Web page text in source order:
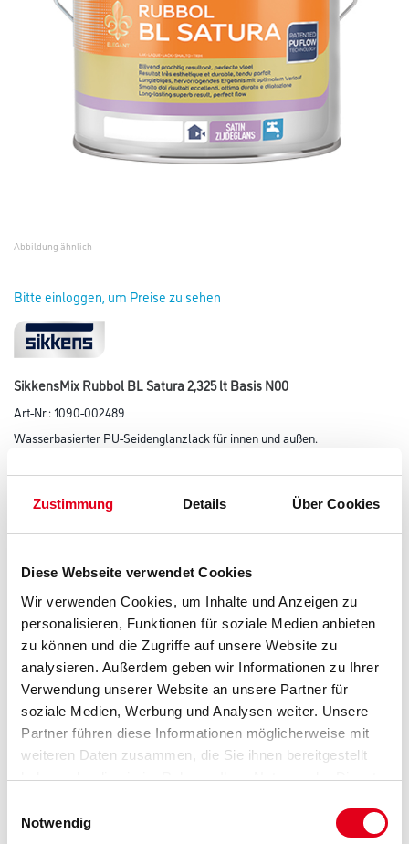
Zustimmung Details Über Cookies
Diese Webseite verwendet Cookies
Wir verwenden Cookies, um Inhalte und Anzeigen zu
personalisieren, Funktionen für soziale Medien anbieten
zu können und die Zugriffe auf unsere Website zu
analysieren. Außerdem geben wir Informationen zu Ihrer
Verwendung unserer Website an unsere Partner für
soziale Medien, Werbung und Analysen weiter. Unsere
Partner führen diese Informationen möglicherweise mit
weiteren Daten zusammen, die Sie ihnen bereitgestellt
haben oder die sie im Rahmen Ihrer Nutzung der Dienste
Notwendig
Abbildung ähnlich
Bitte einloggen, um Preise zu sehen
SikkensMix Rubbol BL Satura 2,325 lt Basis N00
Art-Nr.:1090-002489
Wasserbasierter PU-Seidenglanzlack für innen und außen.
Farbtonbezeichnung
Gebinde
Umrechnungsfaktoren